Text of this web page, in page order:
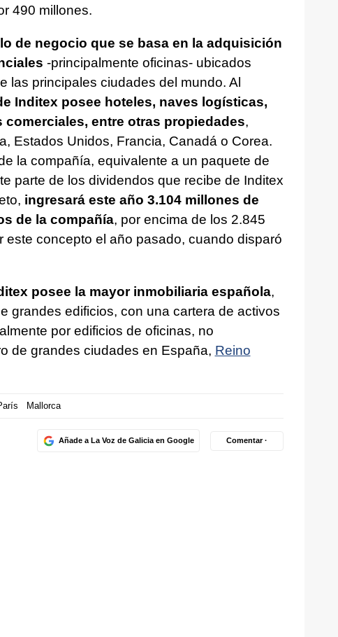
490 millones.
de negocio que se basa en la adquisición
-principalmente oficinas- ubicados
las principales ciudades del mundo. Al
Inditex posee hoteles, naves logísticas,
entre otras propiedades,
Estados Unidos, Francia, Canadá o Corea.
la compañía, equivalente a un paquete de
parte de los dividendos que recibe de Inditex
ingresará este año 3.104 millones de
de la compañía, por encima de los 2.845
este concepto el año pasado, cuando disparó
posee la mayor inmobiliaria española,
grandes edificios, con una cartera de activos
por edificios de oficinas, no
de grandes ciudades en España, Reino
Mallorca
Añade a La Voz de Galicia en Google Comentar ·